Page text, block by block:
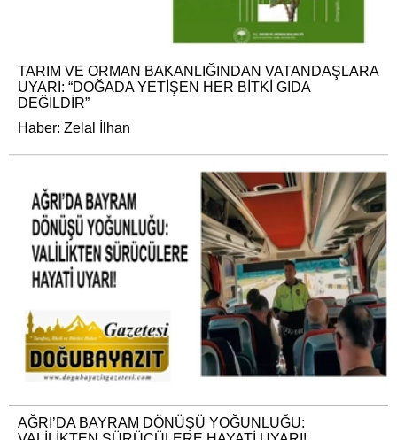
TARIM VE ORMAN BAKANLIĞINDAN VATANDAŞLARA
UYARI: “DOĞADA YETİŞEN HER BİTKİ GIDA
DEĞİLDİR”
Haber: Zelal İlhan
AĞRI’DA BAYRAM DÖNÜŞÜ YOĞUNLUĞU: